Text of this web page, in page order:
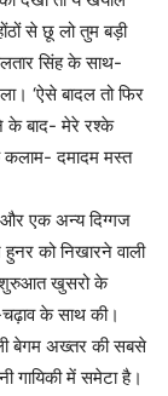
से छू लो तुम बड़ी
सिंह के साथ-
‘ऐसे बादल तो फिर
के बाद- मेरे रश्के
दमादम मस्त
एक अन्य दिग्गज
हुनर को निखारने वाली
शुरुआत खुसरो के
के साथ की।
बेगम अख्तर की सबसे
गायिकी में समेटा है।